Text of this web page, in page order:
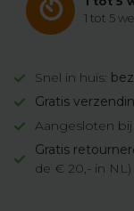
1 tot 5
Snel in huis:
Gratis
Aangesloten bij
Gratis
de € 20,- in NL)